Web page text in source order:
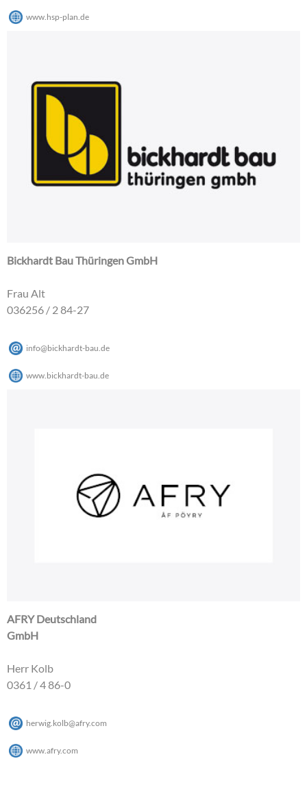
www.hsp-plan.de
Bickhardt Bau Thüringen GmbH
Frau Alt
036256 / 2 84-27
info@bickhardt-bau.de
www.bickhardt-bau.de
AFRY Deutschland
GmbH
Herr Kolb
0361 / 4 86-0
herwig.kolb@afry.com
www.afry.com